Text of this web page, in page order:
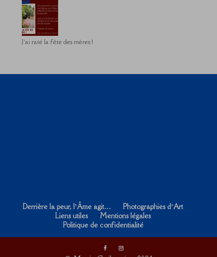
J’ai raté la fête des mères !
Derrière la peur, l’Âme agit…
Photographies d’Art
Liens utiles
Mentions légales
Politique de confidentialité